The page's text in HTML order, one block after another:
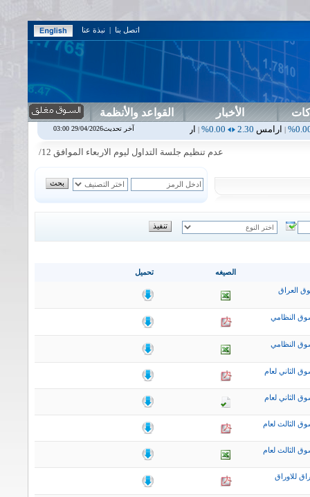
اتصل بنا | نبذة عنا
الأخبار القواعد والأنظمة
2.30
|اربيل 0.00
0.00%
|اسفنج
عدم تنظيم جلسة التداول ليوم الاربعاء الموافق 2026/8/12
تحميل الصيغه
العراق
النظامي
النظامي
الثاني لعام
الثاني لعام
الثالث لعام
الثالث لعام
للاوراق